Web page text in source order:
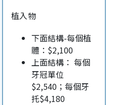
植入物
下面結構-每個植
體：$2,100
上面結構： 每個
牙冠單位
$2,540；每個牙
托$4,180